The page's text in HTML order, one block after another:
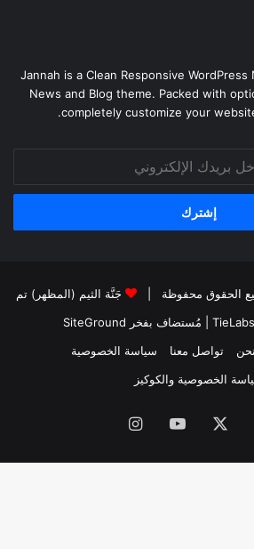
Jannah is a Clean Responsive
News and Blog theme. Packed with
completely customize your
جَنَّة الثيم (المظهر) تم
| مُستضاف بفخر SiteGround
تواصل معنا
سياسة الخصوصية
الخصوصية والكوكيز
‫YouTubeانستقرام